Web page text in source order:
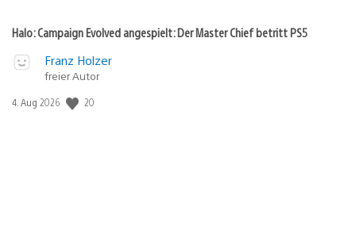
Halo: Campaign Evolved angespielt: Der Master Chief betritt PS5
Franz Holzer
freier Autor
Veröffentlichungsdatum:
4. Aug 2026 20